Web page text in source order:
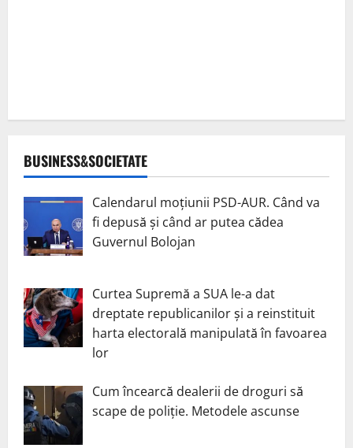
BUSINESS&SOCIETATE
Calendarul moțiunii PSD-AUR. Când va
fi depusă și când ar putea cădea
Guvernul Bolojan
Curtea Supremă a SUA le-a dat
dreptate republicanilor și a reinstituit
harta electorală manipulată în favoarea
lor
Cum încearcă dealerii de droguri să
scape de poliție. Metodele ascunse